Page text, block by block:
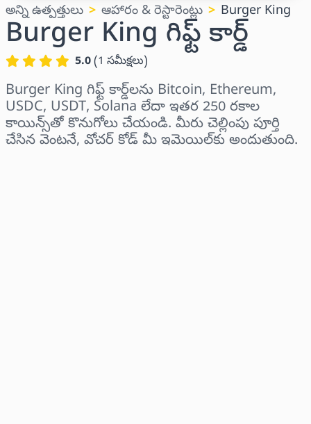
అన్ని ఉత్పత్తులు ఆహారం & రెస్టారెంట్లు Burger King
Burger King గిఫ్ట్ కార్డ్
5.0(1 సమీక్షలు)
Burger King గిఫ్ట్ కార్డ్‌లను Bitcoin, Ethereum,
USDC, USDT, Solana లేదా ఇతర 250 రకాల
కాయిన్స్‌తో కొనుగోలు చేయండి. మీరు చెల్లింపు పూర్తి
చేసిన వెంటనే, వోచర్ కోడ్ మీ ఇమెయిల్‌కు అందుతుంది.